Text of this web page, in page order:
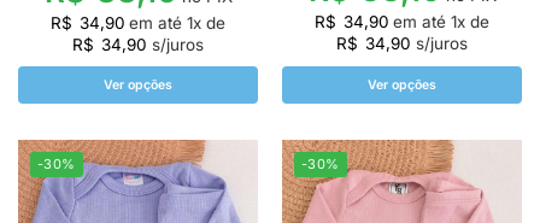
R$ 34,90 em até 1x de
R$ 34,90 s/juros
Ver opções
R$ 34,90 em até 1x de
R$ 34,90 s/juros
Ver opções
-30% -30%